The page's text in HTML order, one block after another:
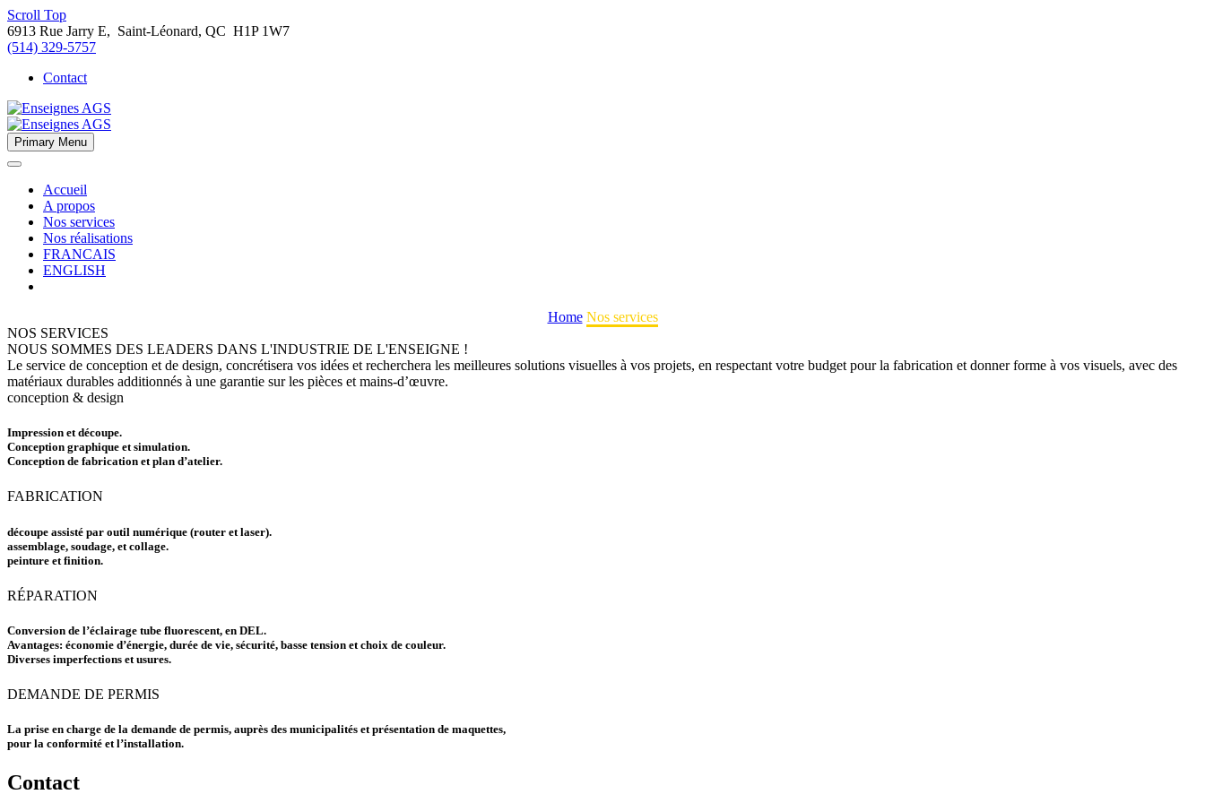
Scroll Top
6913 Rue Jarry E, Saint-Léonard, QC H1P 1W7
(514) 329-5757
Contact
Primary Menu
Accueil
A propos
Nos services
Nos réalisations
FRANCAIS
ENGLISH
Home Nos services
NOS SERVICES
NOUS SOMMES DES LEADERS DANS L'INDUSTRIE DE L'ENSEIGNE !
Le service de conception et de design, concrétisera vos idées et recherchera les meilleures solutions visuelles à vos projets, en respectant votre budget pour la fabrication et donner forme à vos visuels, avec des
matériaux durables additionnés à une garantie sur les pièces et mains-d’œuvre.
conception & design
Impression et découpe.
Conception graphique et simulation.
Conception de fabrication et plan d’atelier.
FABRICATION
découpe assisté par outil numérique (router et laser).
assemblage, soudage, et collage.
peinture et finition.
RÉPARATION
Conversion de l’éclairage tube fluorescent, en DEL.
Avantages: économie d’énergie, durée de vie, sécurité, basse tension et choix de couleur.
Diverses imperfections et usures.
DEMANDE DE PERMIS
La prise en charge de la demande de permis, auprès des municipalités et présentation de maquettes,
pour la conformité et l’installation.
Contact